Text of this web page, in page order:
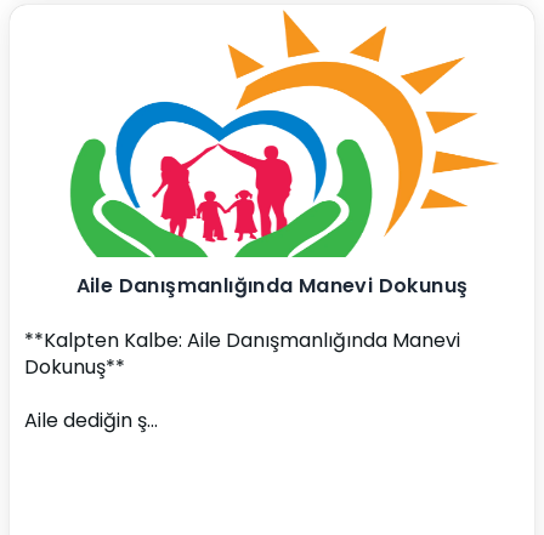
Aile Danışmanlığında Manevi Dokunuş
**Kalpten Kalbe: Aile Danışmanlığında Manevi
Dokunuş**
Aile dediğin ş...